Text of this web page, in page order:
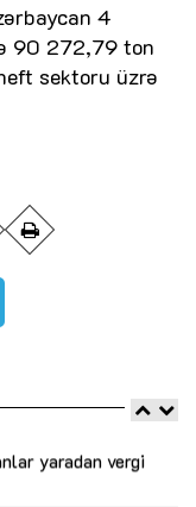
4
90 272,79 ton
sektoru üzrə
yaradan vergi